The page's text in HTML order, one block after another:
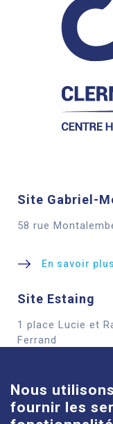
Site Gabriel-
58 rue
En savoir plus
Site Estaing
1 place Lucie et
Ferrand
Site Louise-
Nous
fournir les